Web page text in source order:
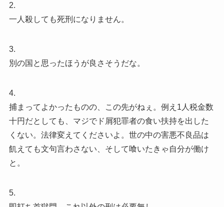
2.
一人殺しても死刑になりません。
3.
別の国と思ったほうが良さそうだな。
4.
捕まってよかったものの、この先がねぇ。例え1人税金数
十円だとしても、マジでド屑犯罪者の食い扶持を出した
くない。法律変えてくださいよ。世の中の害悪不良品は
飢えても文句言わさない、そして喰いたきゃ自分が働け
と。
5.